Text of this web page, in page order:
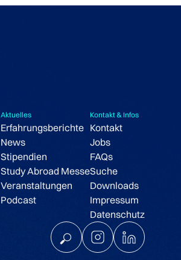
Aktuelles
Erfahrungsberichte
News
Stipendien
Study Abroad Messe
Veranstaltungen
Podcast
Kontakt & Infos
Kontakt
Jobs
FAQs
Suche
Downloads
Impressum
Datenschutz